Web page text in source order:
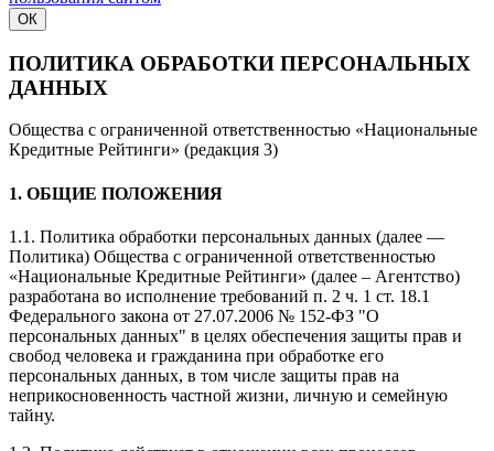
ОК
ПОЛИТИКА ОБРАБОТКИ ПЕРСОНАЛЬНЫХ
ДАННЫХ
Общества с ограниченной ответственностью «Национальные
Кредитные Рейтинги» (редакция 3)
1. ОБЩИЕ ПОЛОЖЕНИЯ
1.1. Политика обработки персональных данных (далее —
Политика) Общества с ограниченной ответственностью
«Национальные Кредитные Рейтинги» (далее – Агентство)
разработана во исполнение требований п. 2 ч. 1 ст. 18.1
Федерального закона от 27.07.2006 № 152-ФЗ "О
персональных данных" в целях обеспечения защиты прав и
свобод человека и гражданина при обработке его
персональных данных, в том числе защиты прав на
неприкосновенность частной жизни, личную и семейную
тайну.